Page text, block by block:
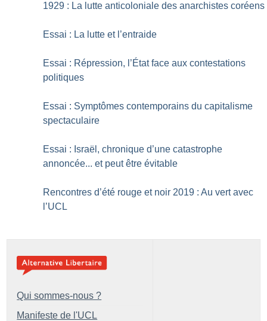
1929 : La lutte anticoloniale des anarchistes coréens
Essai : La lutte et l’entraide
Essai : Répression, l’État face aux contestations
politiques
Essai : Symptômes contemporains du capitalisme
spectaculaire
Essai : Israël, chronique d’une catastrophe
annoncée... et peut être évitable
Rencontres d’été rouge et noir 2019 : Au vert avec
l’UCL
Qui sommes-nous ?
Manifeste de l'UCL